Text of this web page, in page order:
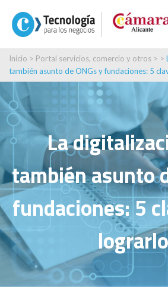
Inicio > Portal servicios, comercio y otros > >
también asunto de ONGs y fundaciones: 5
La
también asunto
fundaciones: 5
lograrlo